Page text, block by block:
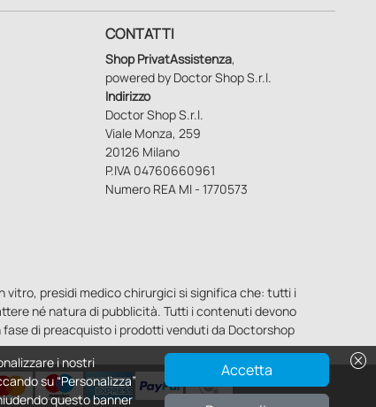
CONTATTI
Shop PrivatAssistenza,
powered by Doctor Shop S.r.l.
Indirizzo
Doctor Shop S.r.l.
Viale Monza, 259
20126 Milano
P.IVA 04760660961
Numero REA MI - 1770573
vitro, presidi medico chirurgici si significa che: tutti i
né natura di pubblicità. Tutti i contenuti devono
di preacquisto i prodotti venduti da Doctorshop
cancel
i nostri
su “Personalizza”
questo banner
Accetta